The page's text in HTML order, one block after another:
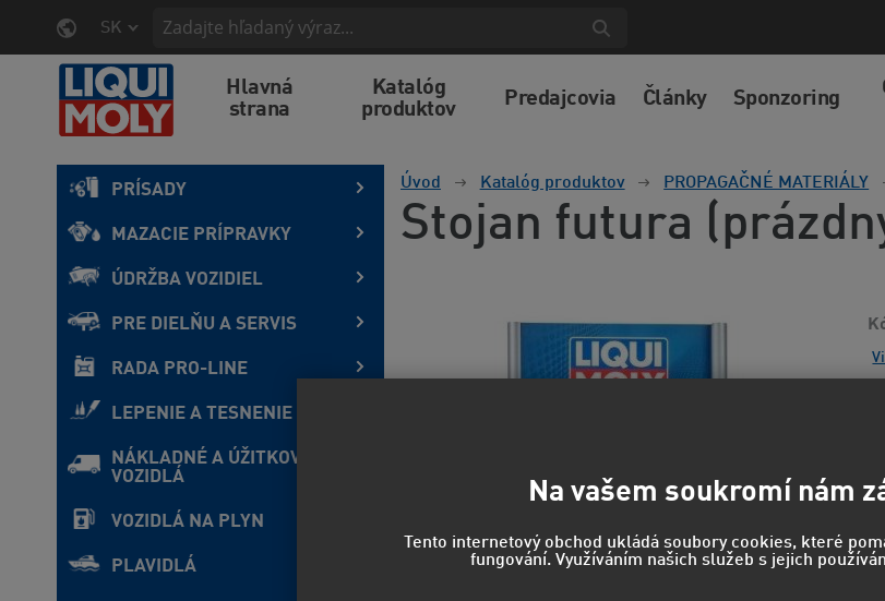
SK
Hlavná
strana
Katalóg
produktov
Predajcovia Články Sponzoring
PRÍSADY
MAZACIE PRÍPRAVKY
ÚDRŽBA VOZIDIEL
PRE DIELŇU A SERVIS
RADA PRO-LINE
LEPENIE A TESNENIE
NÁKLADNÉ A ÚŽITKOVÉ
VOZIDLÁ
VOZIDLÁ NA PLYN
PLAVIDLÁ
Úvod Katalóg produktov PROPAGAČNÉ MATERIÁLY
Stojan futura
Na vašem soukromí nám
Tento internetový obchod ukládá soubory cookies, které
fungování. Využíváním našich služeb s jejich